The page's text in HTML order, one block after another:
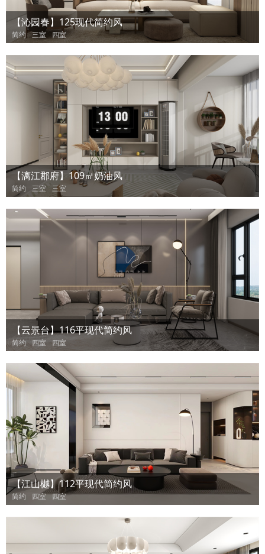
【沁园春】125现代简约风
简约 三室 四室
【漓江郡府】109㎡奶油风
简约 三室 三室
【云景台】116平现代简约风
简约 四室 四室
【江山樾】112平现代简约风
简约 四室 四室